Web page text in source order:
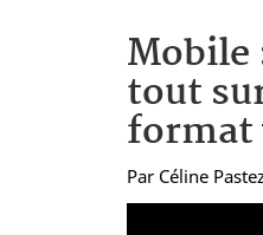
tout
format
Par Céline